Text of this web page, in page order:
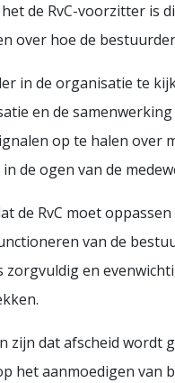
de RvC-voorzitter is
over hoe de
in de organisatie te
en de
op te halen over
de ogen van de
de RvC moet
van de
en
zijn dat afscheid
het aanmoedigen